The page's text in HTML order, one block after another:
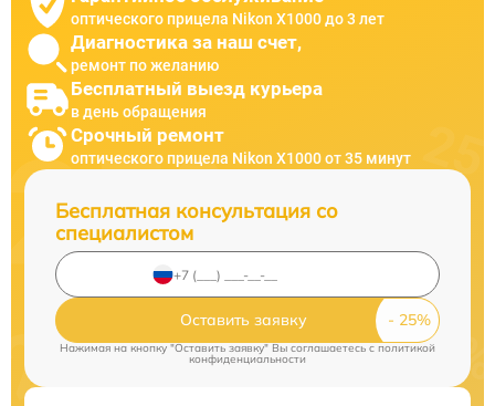
оптического прицела Nikon X1000 до 3 лет
Диагностика за наш счет,
ремонт по желанию
Бесплатный выезд курьера
в день обращения
Срочный ремонт
оптического прицела Nikon X1000 от 35 минут
Бесплатная консультация со
специалистом
Оставить заявку
Нажимая на кнопку "Оставить заявку" Вы соглашаетесь cполитикой
конфиденциальности